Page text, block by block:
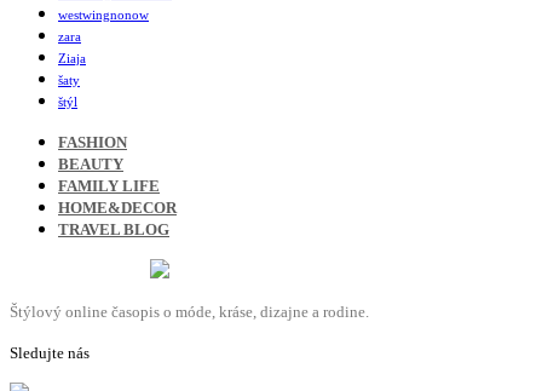
westwingnonow
zara
Ziaja
šaty
štýl
FASHION
BEAUTY
FAMILY LIFE
HOME&DECOR
TRAVEL BLOG
Štýlový online časopis o móde, kráse, dizajne a rodine.
Sledujte nás